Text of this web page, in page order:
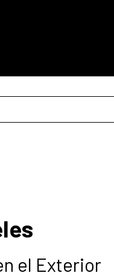
el Exterior